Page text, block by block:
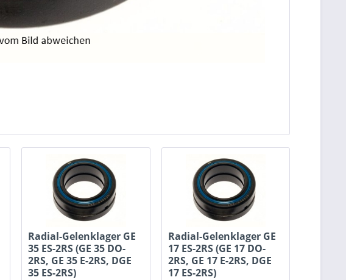
Radial-Gelenklager GE
35 ES-2RS (GE 35 DO-
2RS, GE 35 E-2RS, DGE
35 ES-2RS)
Radial-Gelenklager GE
17 ES-2RS (GE 17 DO-
2RS, GE 17 E-2RS, DGE
17 ES-2RS)